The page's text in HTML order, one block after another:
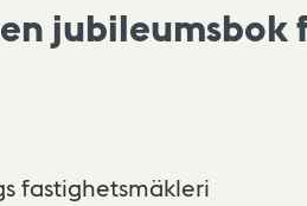
fastighetsmäkleri